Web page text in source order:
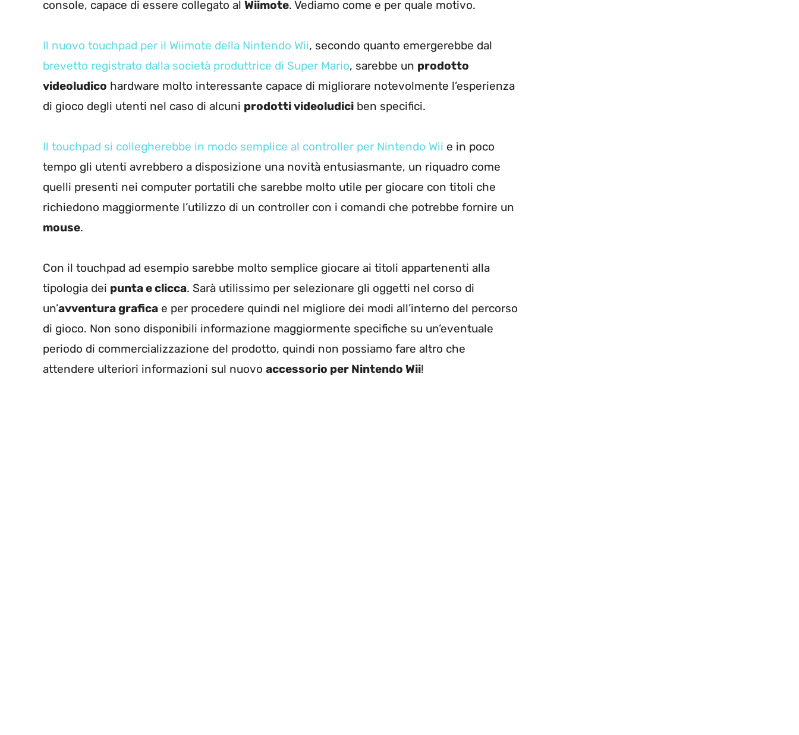
console, capace di essere collegato al Wiimote. Vediamo come e per quale motivo.
Il nuovo touchpad per il Wiimote della Nintendo Wii, secondo quanto emergerebbe dal
brevetto registrato dalla società produttrice di Super Mario, sarebbe un prodotto
videoludico hardware molto interessante capace di migliorare notevolmente l’esperienza
di gioco degli utenti nel caso di alcuni prodotti videoludici ben specifici.
Il touchpad si collegherebbe in modo semplice al controller per Nintendo Wii e in poco
tempo gli utenti avrebbero a disposizione una novità entusiasmante, un riquadro come
quelli presenti nei computer portatili che sarebbe molto utile per giocare con titoli che
richiedono maggiormente l’utilizzo di un controller con i comandi che potrebbe fornire un
mouse.
Con il touchpad ad esempio sarebbe molto semplice giocare ai titoli appartenenti alla
tipologia dei punta e clicca. Sarà utilissimo per selezionare gli oggetti nel corso di
un’avventura grafica e per procedere quindi nel migliore dei modi all’interno del percorso
di gioco. Non sono disponibili informazione maggiormente specifiche su un’eventuale
periodo di commercializzazione del prodotto, quindi non possiamo fare altro che
attendere ulteriori informazioni sul nuovo accessorio per Nintendo Wii!